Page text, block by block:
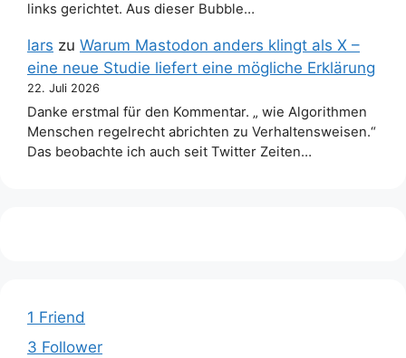
links gerichtet. Aus dieser Bubble…
lars zu Warum Mastodon anders klingt als X –
eine neue Studie liefert eine mögliche Erklärung
22. Juli 2026
Danke erstmal für den Kommentar. „ wie Algorithmen
Menschen regelrecht abrichten zu Verhaltensweisen.“
Das beobachte ich auch seit Twitter Zeiten…
1 Friend
3 Follower